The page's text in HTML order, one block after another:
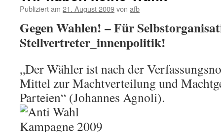
Publiziert am 21. August 2009von afb
Gegen Wahlen! – Für
Stellvertreter_innenpolitik!
„Der Wähler ist nach der
Mittel zur Machtverteilung und
Parteien“ (Johannes Agnoli).